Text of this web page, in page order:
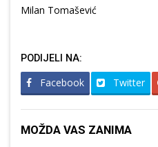
Milan Tomašević
PODIJELI NA:
Facebook Twitter
MOŽDA VAS ZANIMA